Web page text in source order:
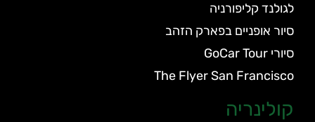
לגולנד קליפורניה
סיור אופניים בפארק הזהב
סיורי GoCar Tour
The Flyer San Francisco
קולינריה